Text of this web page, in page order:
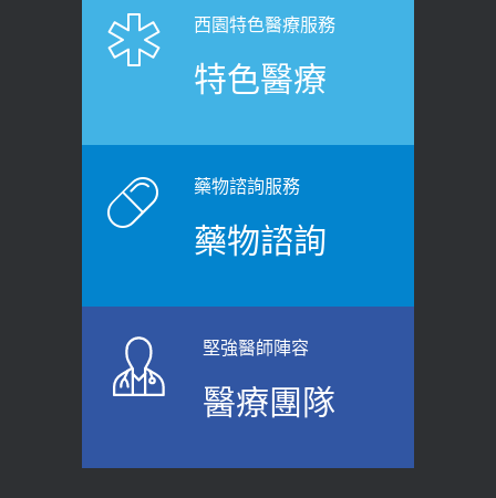
健康肛門痛都是痔瘡?醫談瘍瘍瘻管與肛
裂差異 逾50歲民眾可做1事
原則避免血糖血壓飆高
2026-06-08
上班常待在冷氣房？小心泌尿道感染
醫示警：1病症嚴重恐喪命
「落枕」不要大力按脖子！ 1招「伸
展運動」預防落枕
老後睡不好、夜間易跌倒
2021-03-05
骨科魏志定主任接受專訪 【年代電視
西園特色醫療服務
特色醫療
藥物諮詢服務
藥物諮詢
堅強醫師陣容
醫療團隊